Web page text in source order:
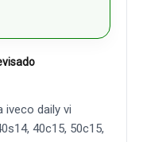
iveco daily vi
40c15, 50c15,